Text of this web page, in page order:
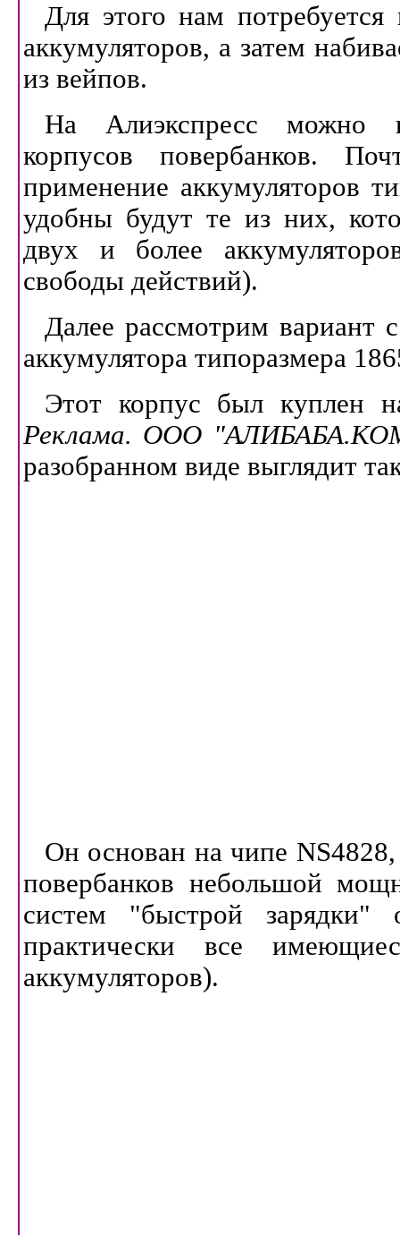
Для этого нам потребуется
аккумуляторов, а затем
из вейпов.
На Алиэкспресс можно
корпусов повербанков.
применение аккумуляторов
удобны будут те из них,
двух и более
свободы действий).
Далее рассмотрим вариант
аккумулятора типоразмера
Этот корпус был куплен
Реклама. ООО
разобранном виде выглядит
Он основан на чипе
повербанков небольшой
систем "быстрой
практически все
аккумуляторов).